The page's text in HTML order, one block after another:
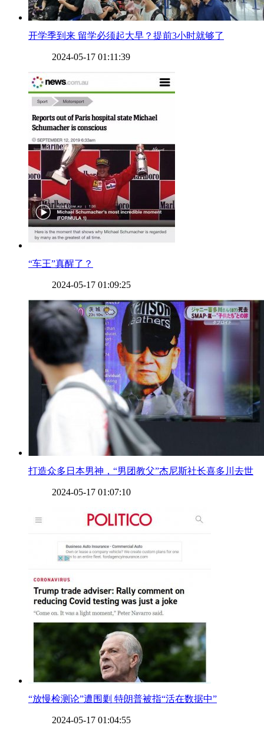
​开学季到来 留学必须起大早？提前3小时就够了
2024-05-17 01:11:39
​“车王”真醒了？
2024-05-17 01:09:25
​打造众多日本男神，“男团教父”杰尼斯社长喜多川去世
2024-05-17 01:07:10
​“放慢检测论”遭围剿 特朗普被指“活在数据中”
2024-05-17 01:04:55